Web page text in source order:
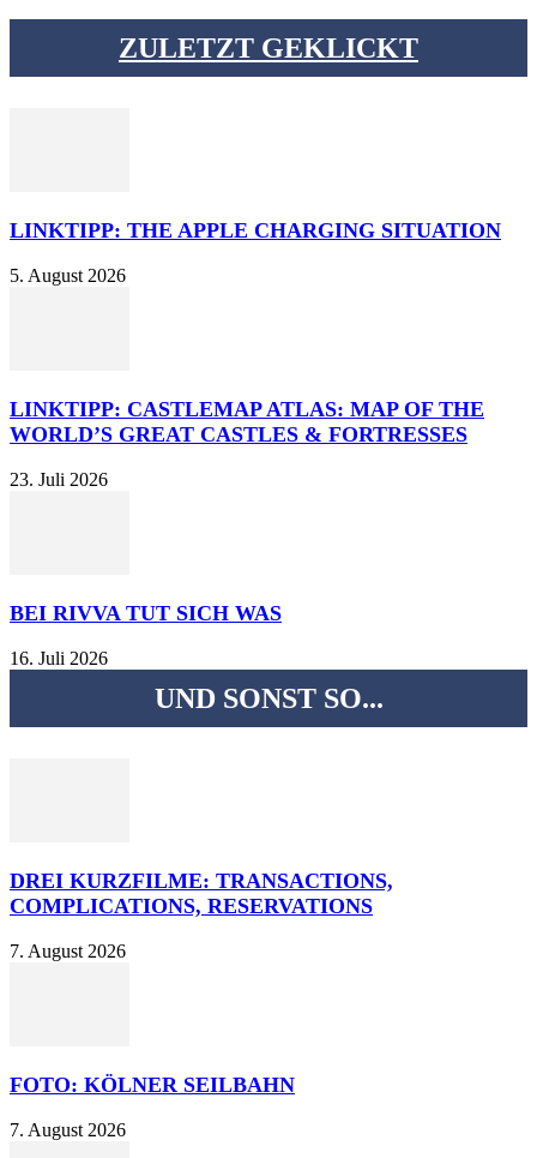
ZULETZT GEKLICKT
LINKTIPP: THE APPLE CHARGING SITUATION
5. August 2026
LINKTIPP: CASTLEMAP ATLAS: MAP OF THE
WORLD’S GREAT CASTLES & FORTRESSES
23. Juli 2026
BEI RIVVA TUT SICH WAS
16. Juli 2026
UND SONST SO...
DREI KURZFILME: TRANSACTIONS,
COMPLICATIONS, RESERVATIONS
7. August 2026
FOTO: KÖLNER SEILBAHN
7. August 2026